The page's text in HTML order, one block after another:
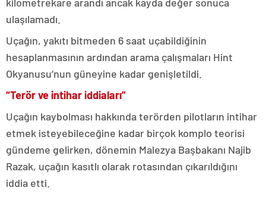
ulaşılamadı.
Uçağın, yakıtı bitmeden 6 saat uçabildiğinin
hesaplanmasının ardından arama çalışmaları Hint
Okyanusu’nun güneyine kadar genişletildi.
“Terör ve intihar iddiaları”
Uçağın kaybolması hakkında terörden pilotların intihar
etmek isteyebileceğine kadar birçok komplo teorisi
gündeme gelirken, dönemin Malezya Başbakanı Najib
Razak, uçağın kasıtlı olarak rotasından çıkarıldığını
iddia etti.